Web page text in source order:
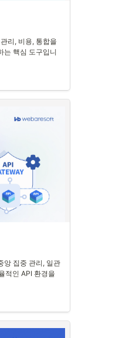
게 전환할 수 있도
흐름을 관리하고,
을 합니다.
사항
고, 인증 및 인가
JWT 등)과 데
합니다.
능과 확장성을 갖
안정적인 성능을
제공하여, 트래픽
답 로그, 에러 발생
터링
리, 비용, 통합을
는 핵심 도구입니
애플리케이션이
중요한 도구입니
안을 강화하기 위
중개가 중요한
앙 집중 관리, 일관
적인 API 환경을